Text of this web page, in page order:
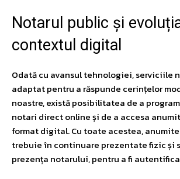
Notarul public și
contextul digital
Odată cu avansul tehnologiei, serviciile
adaptat pentru a răspunde cerințelor
noastre, există posibilitatea de a
notari direct online și de a accesa
format digital. Cu toate acestea,
trebuie în continuare prezentate fizic și
prezența notarului, pentru a fi